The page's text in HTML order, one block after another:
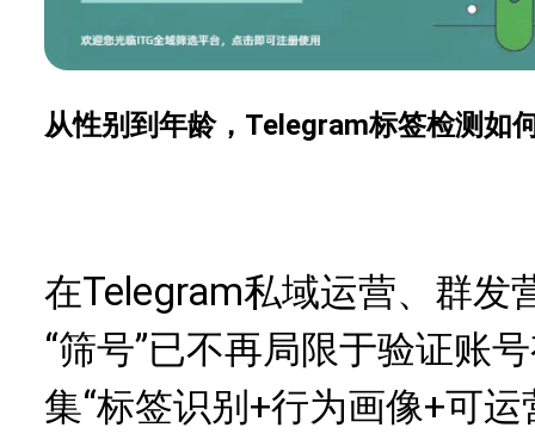
从性别到年龄，Telegram标签检测如
在Telegram私域运营、群发
“筛号”已不再局限于验证账
集“标签识别+行为画像+可